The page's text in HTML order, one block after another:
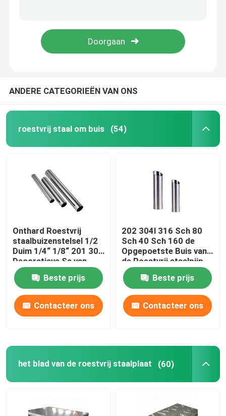
Naadloze Roestvrij staalpijp
De Staaf van de roestvrij staalbar
De Buizen van het legeringsstaal
De rol van het legeringsstaal
Gegalvaniseerde Staalrol
Gegalvaniseerde Staalplaat
PPGI-Staalrol
ANDERE CATEGORIEËN VAN ONS
roestvrij staal om buis (54)
Onthard Roestvrij
staalbuizenstelsel 1/2
Duim 1/4“ 1/8“ 201 304
Decoratieve Ss van
304L Pijpronde
Beste prijs
Contacteer ons
202 304l 316 Sch 80
Sch 40 Sch 160 de
Opgepoetste Buis van
de Roestvrij staalpijp
Beste prijs
Contacteer ons
het blad van de roestvrij staalplaat (60)